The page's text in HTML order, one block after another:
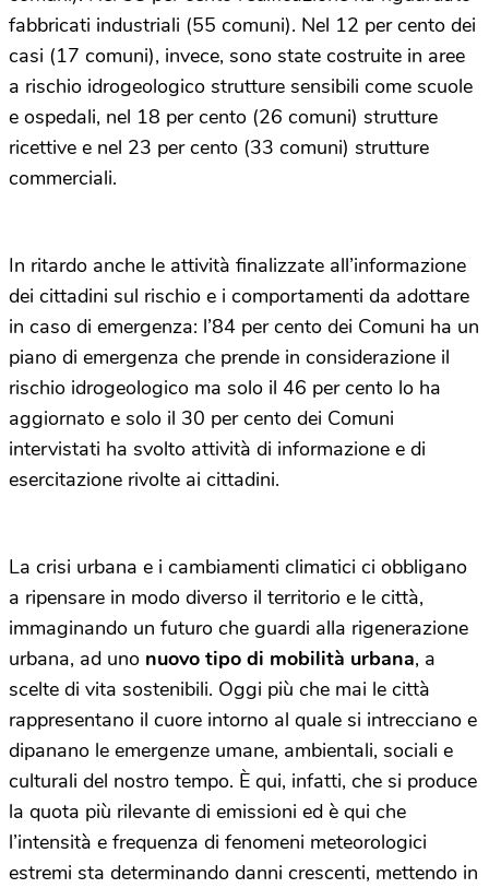
fabbricati industriali (55 comuni). Nel 12 per cento dei
casi (17 comuni), invece, sono state costruite in aree
a rischio idrogeologico strutture sensibili come scuole
e ospedali, nel 18 per cento (26 comuni) strutture
ricettive e nel 23 per cento (33 comuni) strutture
commerciali.
In ritardo anche le attività finalizzate all’informazione
dei cittadini sul rischio e i comportamenti da adottare
in caso di emergenza: l’84 per cento dei Comuni ha un
piano di emergenza che prende in considerazione il
rischio idrogeologico ma solo il 46 per cento lo ha
aggiornato e solo il 30 per cento dei Comuni
intervistati ha svolto attività di informazione e di
esercitazione rivolte ai cittadini.
La crisi urbana e i cambiamenti climatici ci obbligano
a ripensare in modo diverso il territorio e le città,
immaginando un futuro che guardi alla rigenerazione
urbana, ad uno nuovo tipo di mobilità urbana, a
scelte di vita sostenibili. Oggi più che mai le città
rappresentano il cuore intorno al quale si intrecciano e
dipanano le emergenze umane, ambientali, sociali e
culturali del nostro tempo. È qui, infatti, che si produce
la quota più rilevante di emissioni ed è qui che
l’intensità e frequenza di fenomeni meteorologici
estremi sta determinando danni crescenti, mettendo in